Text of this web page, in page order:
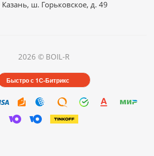
Казань, ш. Горьковское, д. 49
2026 © BOIL-R
Быстро с 1С-Битрикс